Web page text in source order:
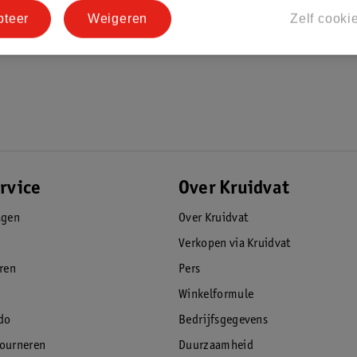
Over Kruidvat
Over Kruidvat
Verkopen via Kruidvat
Pers
Winkelformule
Bedrijfsgegevens
Duurzaamheid
Zelf
Weigeren